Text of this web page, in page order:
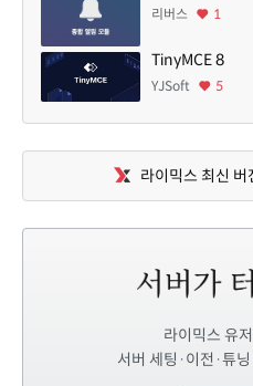
리버스 1
TinyMCE 8
YJSoft 5
라이믹스 최신 버
라이믹스 유
서버 세팅·이전·튜